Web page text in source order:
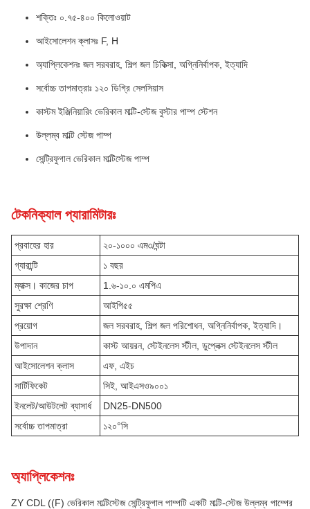
শক্তিঃ ০.৭৫-৪০০ কিলোওয়াট
আইসোলেশন ক্লাসঃ F, H
অ্যাপ্লিকেশনঃ জল সরবরাহ, শিল্প জল চিকিত্সা, অগ্নিনির্বাপক, ইত্যাদি
সর্বোচ্চ তাপমাত্রাঃ ১২০ ডিগ্রি সেলসিয়াস
কাস্টম ইঞ্জিনিয়ারিং ভেরিকাল মাল্টি-স্টেজ বুস্টার পাম্প স্টেশন
উল্লম্ব মাল্টি স্টেজ পাম্প
সেন্ট্রিফুগাল ভেরিকাল মাল্টিস্টেজ পাম্প
টেকনিক্যাল প্যারামিটারঃ
প্রবাহের হার
২০-১০০০ এম৩/ঘন্টা
গ্যারান্টি
১ বছর
ম্যাক্স। কাজের চাপ
1.৬-১০.০ এমপিএ
সুরক্ষা শ্রেণি
আইপি৫৫
প্রয়োগ
জল সরবরাহ, শিল্প জল পরিশোধন, অগ্নিনির্বাপক, ইত্যাদি।
উপাদান
কাস্ট আয়রন, স্টেইনলেস স্টীল, ডুপ্লেক্স স্টেইনলেস স্টীল
আইসোলেশন ক্লাস
এফ, এইচ
সার্টিফিকেট
সিই, আইএসও৯০০১
ইনলেট/আউটলেট ব্যাসার্ধ
DN25-DN500
সর্বোচ্চ তাপমাত্রা
১২০°সি
অ্যাপ্লিকেশনঃ
ZY CDL ((F) ভেরিকাল মাল্টিস্টেজ সেন্ট্রিফুগাল পাম্পটি একটি মাল্টি-স্টেজ উল্লম্ব পাম্পের